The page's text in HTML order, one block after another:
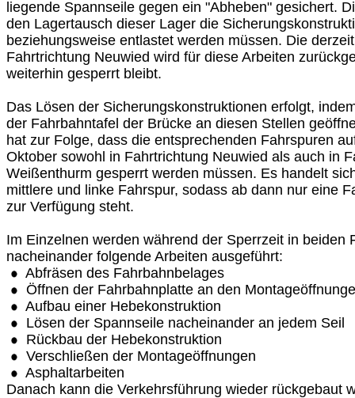
liegende Spannseile gegen ein "Abheben" gesichert.
den Lagertausch dieser Lager die
beziehungsweise entlastet werden müssen. Die
Fahrtrichtung Neuwied wird für diese Arbeiten
weiterhin gesperrt bleibt.
Das Lösen der Sicherungskonstruktionen erfolgt,
der Fahrbahntafel der Brücke an diesen Stellen
hat zur Folge, dass die entsprechenden Fahrspuren
Oktober sowohl in Fahrtrichtung Neuwied als auch in
Weißenthurm gesperrt werden müssen. Es handelt
mittlere und linke Fahrspur, sodass ab dann nur eine
zur Verfügung steht.
Im Einzelnen werden während der Sperrzeit in beiden
nacheinander folgende Arbeiten ausgeführt:
Abfräsen des Fahrbahnbelages
Öffnen der Fahrbahnplatte an den
Aufbau einer Hebekonstruktion
Lösen der Spannseile nacheinander an jedem Seil
Rückbau der Hebekonstruktion
Verschließen der Montageöffnungen
Asphaltarbeiten
Danach kann die Verkehrsführung wieder rückgebaut